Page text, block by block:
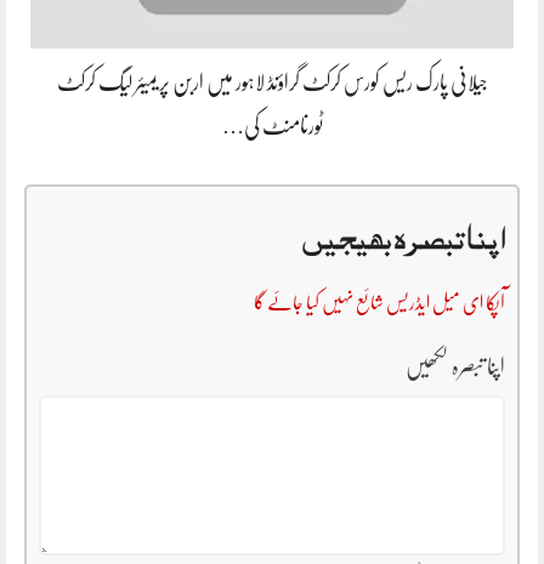
جیلانی پارک ریس کورس کرکٹ گراؤنڈ لاہور میں اربن پریمیئر لیگ کرکٹ
ٹورنامنٹ کی…
اپنا تبصرہ بھیجیں
آپکا ای میل ایڈریس شائع نہیں کیا جائے گا
اپنا تبصرہ لکھیں